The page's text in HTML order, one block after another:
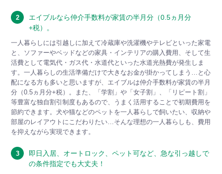
2
エイブルなら仲介手数料が家賃の半月分（0.5ヵ月分
+税）。
一人暮らしには引越しに加えて冷蔵庫や洗濯機やテレビといった家電
と、ソファーやベッドなどの家具・インテリアの購入費用、そして生
活費として電気代・ガス代・水道代といった水道光熱費が発生しま
す。一人暮らしの生活準備だけで大きなお金が掛かってしまう…と心
配になる方も多いと思いますが、エイブルは仲介手数料が家賃の半月
分（0.5ヵ月分+税）。また、「学割」や「女子割」、「リピート割」
等豊富な独自割引制度もあるので、うまく活用することで初期費用を
節約できます。犬や猫などのペットを一人暮らしで飼いたい、収納や
部屋のレイアウトにこだわりたい…そんな理想の一人暮らしも、費用
を抑えながら実現できます。
3
即日入居、オートロック、ペット可など、急な引っ越しで
の条件指定でも大丈夫！